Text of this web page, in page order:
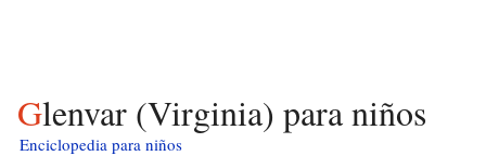
Glenvar (Virginia) para niños
Enciclopedia para niños